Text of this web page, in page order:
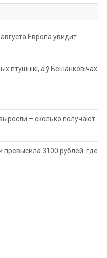
Европа увидит
птушнікі, а ў Бешанковічах
– сколько получают
превысила 3100 рублей: где